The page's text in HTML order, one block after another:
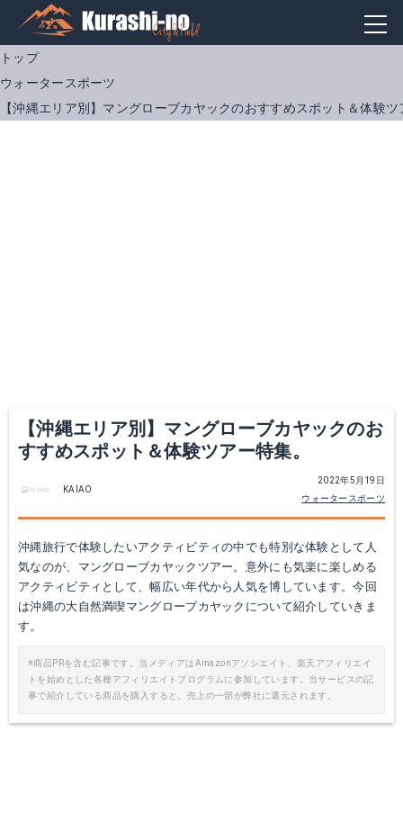
トップ
ウォータースポーツ
【沖縄エリア別】マングローブカヤックのおすすめスポット＆体験
【沖縄エリア別】マングローブカヤックのお
すすめスポット＆体験ツアー特集。
2022年5月19日
ウォータースポーツ
KAIAO
沖縄旅行で体験したいアクティビティの中でも特別な体験として人
気なのが、マングローブカヤックツアー。意外にも気楽に楽しめる
アクティビティとして、幅広い年代から人気を博しています。今回
は沖縄の大自然満喫マングローブカヤックについて紹介していきま
す。
※商品PRを含む記事です。当メディアはAmazonアソシエイト、楽天アフィリエイ
トを始めとした各種アフィリエイトプログラムに参加しています。当サービスの記
事で紹介している商品を購入すると、売上の一部が弊社に還元されます。